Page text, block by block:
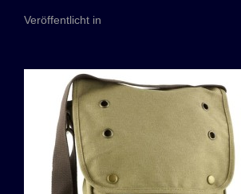
Veröffentlicht in